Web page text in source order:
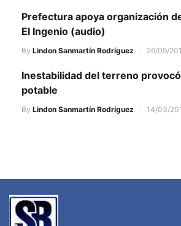
Prefectura apoya organización
El Ingenio (audio)
By Lindon Sanmartín Rodríguez 26/09/
Inestabilidad del terreno
potable
By Lindon Sanmartín Rodríguez 14/03/